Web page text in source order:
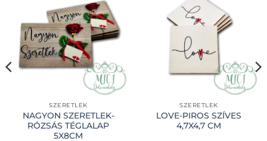
SZERETLEK
NAGYON SZERETLEK-
RÓZSÁS TÉGLALAP
5X8CM
SZERETLEK
LOVE-PIROS SZÍVES
4,7X4,7 CM